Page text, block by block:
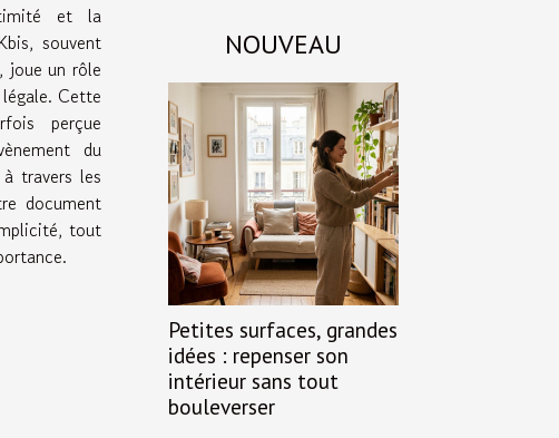
et la
souvent
joue un rôle
Cette
perçue
du
travers les
document
tout
NOUVEAU
Petites surfaces, grandes
idées : repenser son
intérieur sans tout
bouleverser